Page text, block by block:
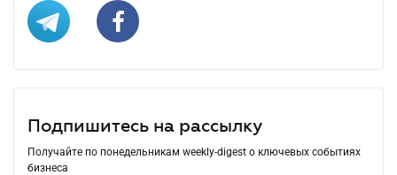
Подпишитесь на рассылку
Получайте по понедельникам weekly-digest о ключевых событиях
бизнеса